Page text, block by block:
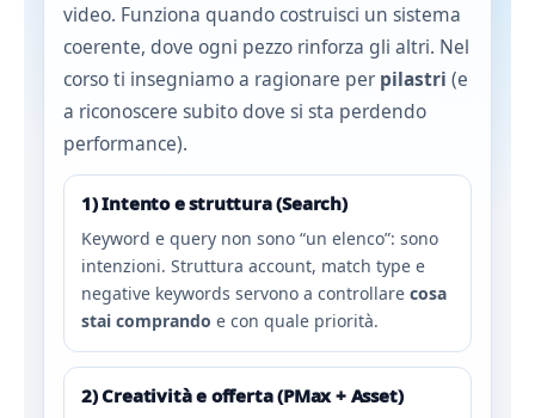
video. Funziona quando costruisci un sistema
coerente, dove ogni pezzo rinforza gli altri. Nel
corso ti insegniamo a ragionare per pilastri (e
a riconoscere subito dove si sta perdendo
performance).
1) Intento e struttura (Search)
Keyword e query non sono “un elenco”: sono
intenzioni. Struttura account, match type e
negative keywords servono a controllare cosa
stai comprando e con quale priorità.
2) Creatività e offerta (PMax + Asset)